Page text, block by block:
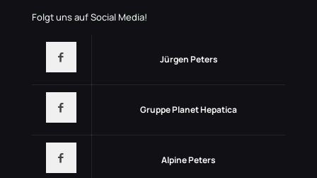
Folgt uns auf Social Media!
Jürgen Peters
Gruppe Planet Hepatica
Alpine Peters